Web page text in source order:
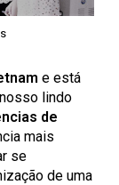
e está
lindo
de
mais
se
de uma